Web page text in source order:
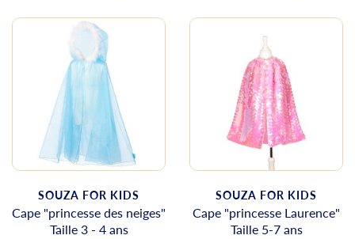
SOUZA FOR KIDS
Cape "princesse des neiges"
Taille 3 - 4 ans
SOUZA FOR KIDS
Cape "princesse Laurence"
Taille 5-7 ans